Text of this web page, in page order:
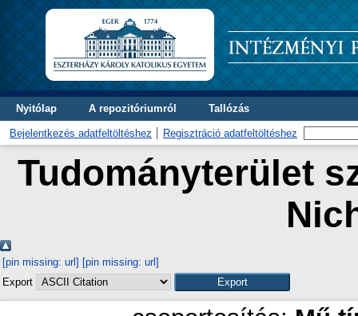
Nyitólap A repozitóriumról Tallózás
Bejelentkezés adatfeltöltéshez Regisztráció adatfeltöltéshez
Tudományterület
[pin missing: url] [pin missing: url]
Export